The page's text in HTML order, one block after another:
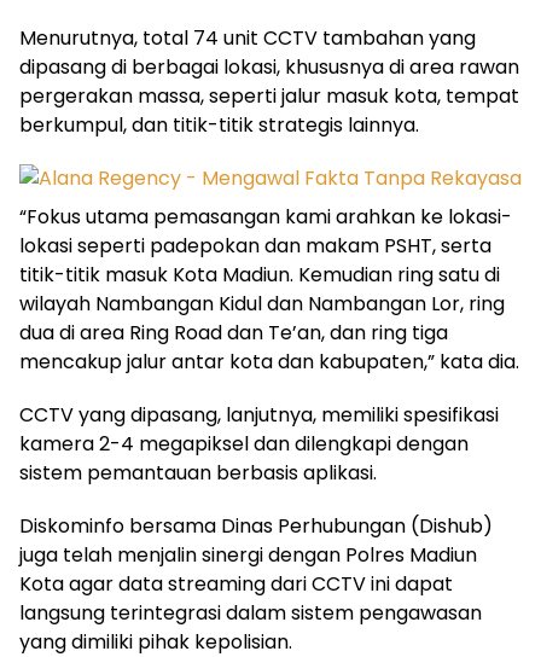
Menurutnya, total 74 unit CCTV tambahan yang
dipasang di berbagai lokasi, khususnya di area rawan
pergerakan massa, seperti jalur masuk kota, tempat
berkumpul, dan titik-titik strategis lainnya.
“Fokus utama pemasangan kami arahkan ke lokasi-
lokasi seperti padepokan dan makam PSHT, serta
titik-titik masuk Kota Madiun. Kemudian ring satu di
wilayah Nambangan Kidul dan Nambangan Lor, ring
dua di area Ring Road dan Te’an, dan ring tiga
mencakup jalur antar kota dan kabupaten,” kata dia.
CCTV yang dipasang, lanjutnya, memiliki spesifikasi
kamera 2-4 megapiksel dan dilengkapi dengan
sistem pemantauan berbasis aplikasi.
Diskominfo bersama Dinas Perhubungan (Dishub)
juga telah menjalin sinergi dengan Polres Madiun
Kota agar data streaming dari CCTV ini dapat
langsung terintegrasi dalam sistem pengawasan
yang dimiliki pihak kepolisian.